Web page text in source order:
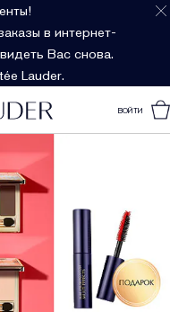
в интернет-
Вас снова.
Lauder.
ВОЙТИ